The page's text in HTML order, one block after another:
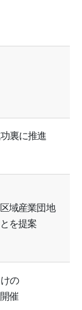
裏に推進
域産業団地
を提案
の
催